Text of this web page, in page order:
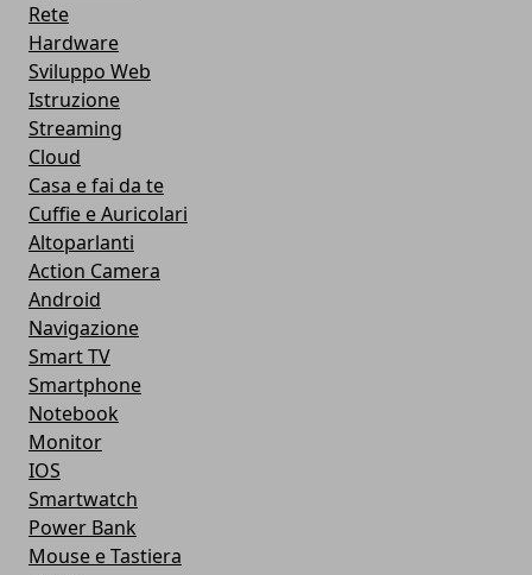
Rete
Hardware
Sviluppo Web
Istruzione
Streaming
Cloud
Casa e fai da te
Cuffie e Auricolari
Altoparlanti
Action Camera
Android
Navigazione
Smart TV
Smartphone
Notebook
Monitor
IOS
Smartwatch
Power Bank
Mouse e Tastiera